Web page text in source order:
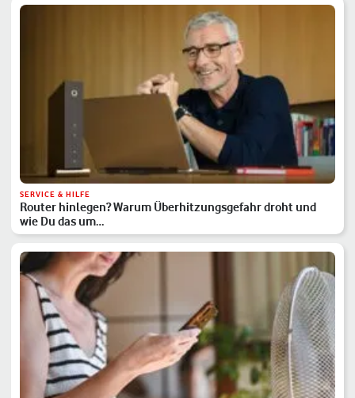
SERVICE & HILFE
Router hinlegen? Warum Überhitzungsgefahr droht und
wie Du das um…